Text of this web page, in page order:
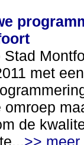
Stad
met
omroep
de
>> meer